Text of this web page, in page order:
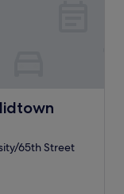
65th Street